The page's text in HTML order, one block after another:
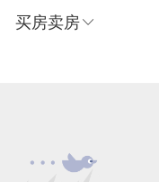
买房卖房